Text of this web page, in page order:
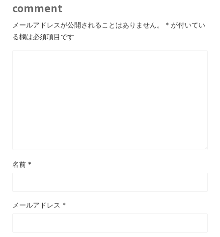
comment
メールアドレスが公開されることはありません。 * が付いてい
る欄は必須項目です
名前 *
メールアドレス *